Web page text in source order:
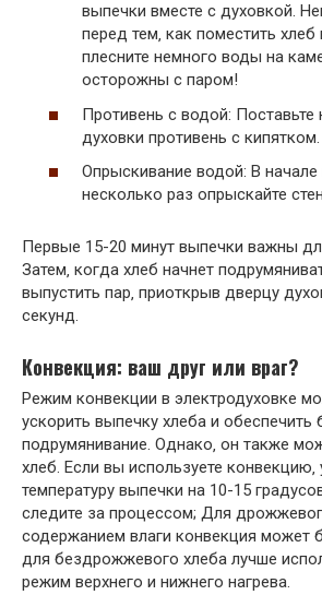
выпечки вместе с духовкой.
перед тем‚ как поместить хлеб
плесните немного воды на
осторожны с паром!
Противень с водой: Поставьте
духовки противень с кипятком.
Опрыскивание водой: В начале
несколько раз опрыскайте
Первые 15-20 минут выпечки важны
Затем‚ когда хлеб начнет
выпустить пар‚ приоткрыв дверцу
секунд.
Конвекция: ваш друг или враг?
Режим конвекции в электродуховке
ускорить выпечку хлеба и обеспечить
подрумянивание. Однако‚ он также
хлеб. Если вы используете конвекцию‚
температуру выпечки на 10-15
следите за процессом; Для
содержанием влаги конвекция может
для бездрожжевого хлеба лучше
режим верхнего и нижнего нагрева.